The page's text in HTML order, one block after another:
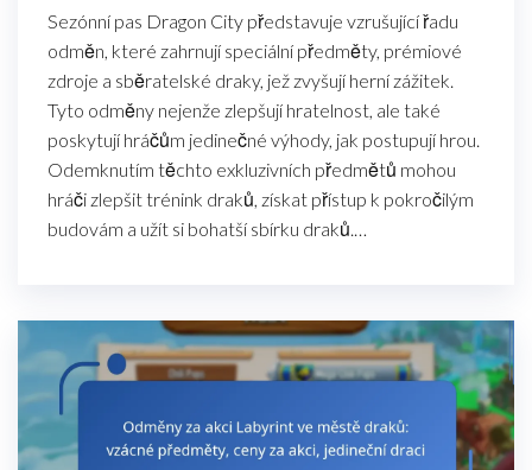
Sezónní pas Dragon City představuje vzrušující řadu
odměn, které zahrnují speciální předměty, prémiové
zdroje a sběratelské draky, jež zvyšují herní zážitek.
Tyto odměny nejenže zlepšují hratelnost, ale také
poskytují hráčům jedinečné výhody, jak postupují hrou.
Odemknutím těchto exkluzivních předmětů mohou
hráči zlepšit trénink draků, získat přístup k pokročilým
budovám a užít si bohatší sbírku draků.…